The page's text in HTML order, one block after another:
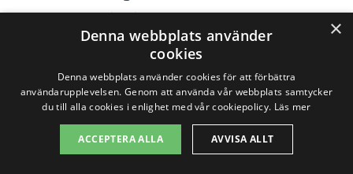
kan också påverka kostnaden. Om det
finns begränsningar i tillträdet kan det
kräva extra tid och resursinsats.
För att få en exakt uppskattning av
kostnaderna för dödsbostädning i
×
Denna webbplats använder
cookies
Denna webbplats använder cookies för att förbättra
användarupplevelsen. Genom att använda vår webbplats samtycker
du till alla cookies i enlighet med vår cookiepolicy. Läs mer
ACCEPTERA ALLA AVVISA ALLT